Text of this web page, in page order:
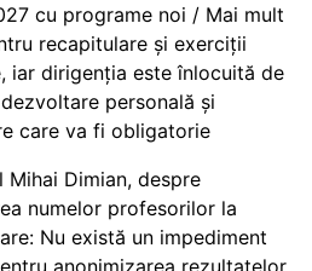
cu programe noi / Mai mult
recapitulare și exerciții
iar dirigenția este înlocuită de
personală și
care va fi obligatorie
Mihai Dimian, despre
numelor profesorilor la
Nu există un impediment
anonimizarea rezultatelor